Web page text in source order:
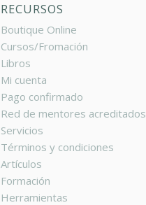
RECURSOS
Boutique Online
Cursos/Fromación
Libros
Mi cuenta
Pago confirmado
Red de mentores acreditados
Servicios
Términos y condiciones
Artículos
Formación
Herramientas